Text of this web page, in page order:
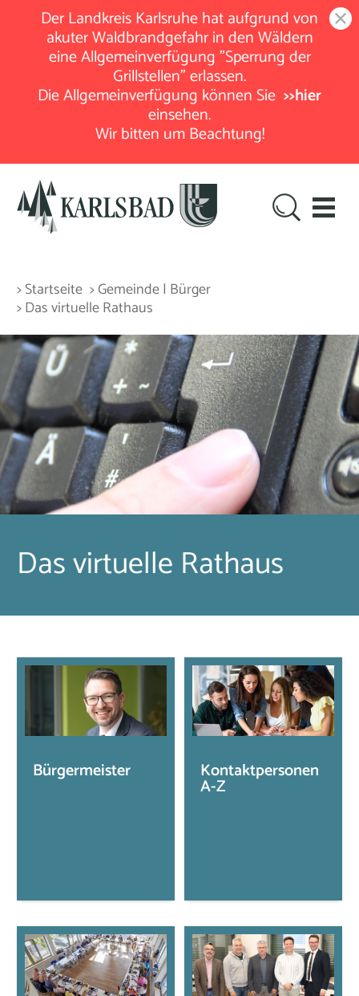
Der Landkreis Karlsruhe hat aufgrund von
akuter Waldbrandgefahr in den Wäldern
eine Allgemeinverfügung "Sperrung der
Grillstellen" erlassen.
Die Allgemeinverfügung können Sie >>hier
einsehen.
Wir bitten um Beachtung!
> Startseite > Gemeinde | Bürger
> Das virtuelle Rathaus
Das virtuelle Rathaus
Bürgermeister Kontaktpersonen
A-Z